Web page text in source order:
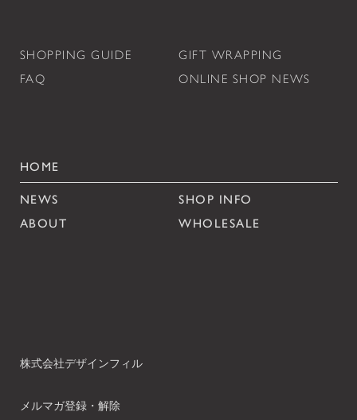
SHOPPING GUIDE
GIFT WRAPPING
FAQ
ONLINE SHOP NEWS
HOME
NEWS
SHOP INFO
ABOUT
WHOLESALE
株式会社デザインフィル
メルマガ登録・解除